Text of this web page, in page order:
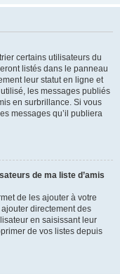
certains utilisateurs du
listés dans le panneau
leur statut en ligne et
les messages publiés
en surbrillance. Si vous
messages qu’il publiera
de ma liste d’amis
de les ajouter à votre
ajouter directement des
en saisissant leur
de vos listes depuis